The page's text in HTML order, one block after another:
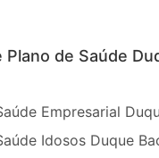
Plano de Saúde
Empresarial
Idosos Duque